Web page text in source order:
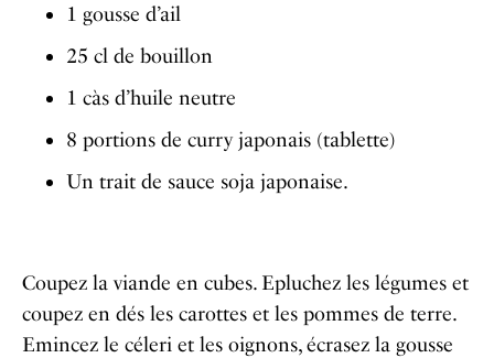
1 gousse d’ail
25 cl de bouillon
1 càs d’huile neutre
8 portions de curry japonais (tablette)
Un trait de sauce soja japonaise.
Coupez la viande en cubes. Epluchez les légumes et
coupez en dés les carottes et les pommes de terre.
Emincez le céleri et les oignons, écrasez la gousse